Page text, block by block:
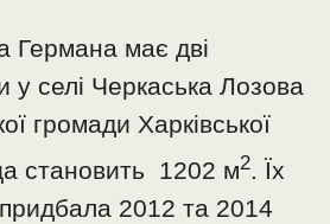
Германа має дві
у селі Черкаська Лозова
громади Харківської
становить 1202 м2. Їх
2012 та 2014